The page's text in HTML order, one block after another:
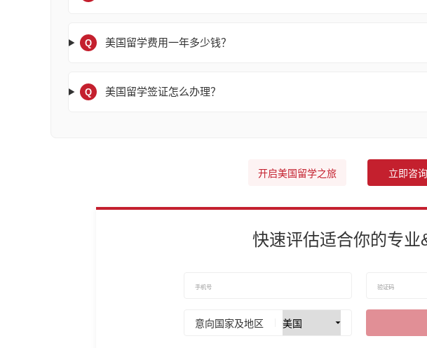
Q 美国留学费用一年多少钱？
Q 美国留学签证怎么办理？
开启美国留学之旅 立即咨询
快速评估适合你的专业
意向国家及地区